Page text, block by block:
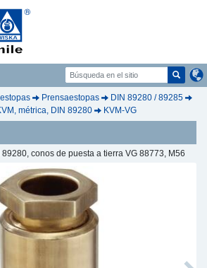
Prensaestopas
DIN 89280 / 89285
métrica, DIN 89280
KVM-VG
conos de puesta a tierra VG 88773, M56